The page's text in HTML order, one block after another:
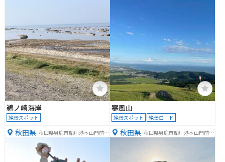
鵜ノ崎海岸
絶景スポット
寒風山
絶景スポット 絶景ロード
秋田県 秋田県男鹿市船川港本山門前垂
秋田県 秋田県男鹿市船川港本山門前馬